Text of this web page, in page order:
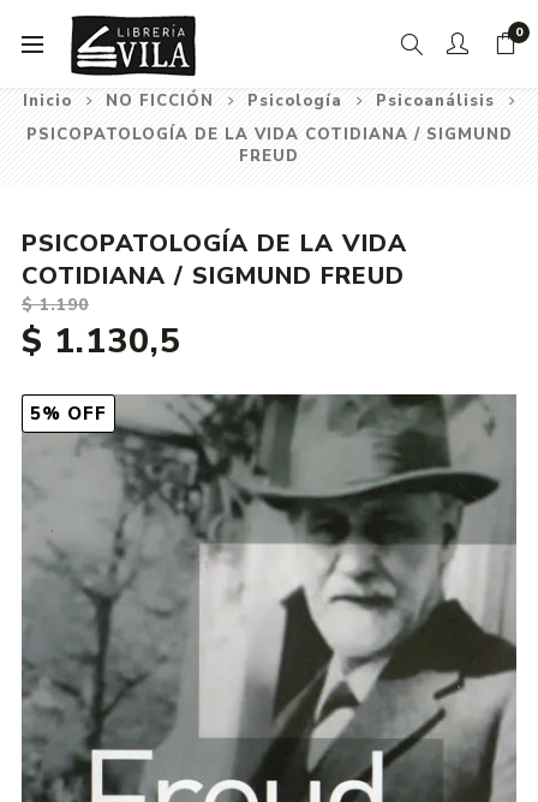
0
Inicio NO FICCIÓN Psicología
Psicoanálisis
PSICOPATOLOGÍA DE LA VIDA COTIDIANA / SIGMUND
FREUD
5% OFF
PSICOPATOLOGÍA DE LA VIDA
COTIDIANA / SIGMUND FREUD
$ 1.190
$ 1.130,5